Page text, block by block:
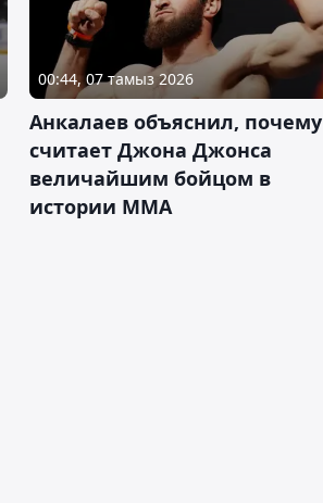
00:44, 07 тамыз 2026
Анкалаев объяснил, почему
считает Джона Джонса
величайшим бойцом в
истории ММА